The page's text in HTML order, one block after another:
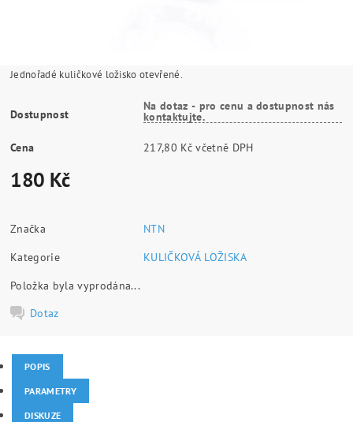
Jednořadé kuličkové ložisko otevřené.
Dostupnost
Na dotaz - pro cenu a dostupnost nás
kontaktujte.
Cena 217,80 Kč včetně DPH
180 Kč
Značka
NTN
Kategorie
KULIČKOVÁ LOŽISKA
Položka byla vyprodána...
Dotaz
POPIS
PARAMETRY
DISKUZE